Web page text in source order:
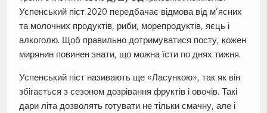
Успенський піст 2020 передбачає відмова від м’ясних
та молочних продуктів, риби, морепродуктів, яєць і
алкоголю. Щоб правильно дотримуватися посту, кожен
мирянин повинен знати, що можна їсти по днях тижня.
Успенський піст називають ще «Ласункою», так як він
збігається з сезоном дозрівання фруктів і овочів. Такі
дари літа дозволять готувати не тільки смачну, але і